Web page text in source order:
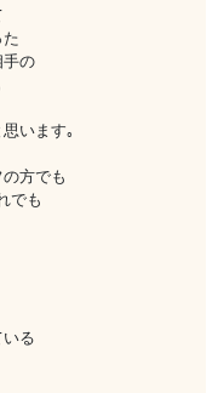
の
います｡
方でも
でも
る